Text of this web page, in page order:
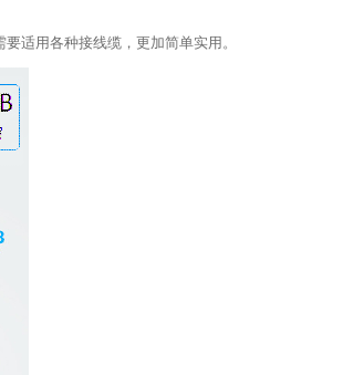
适用各种接线缆，更加简单实用。